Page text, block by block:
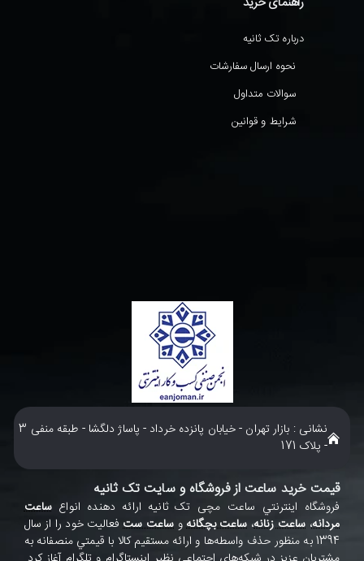
درباره تک ثانیه
نحوه ارسال سفارشات
سوالات متداول
شرایط و قوانین
نشانی : بازار تهران - خیابان پانزده خرداد - پاساژ دلگشا - طبقه منفی 3
- پلاک 171
قیمت خرید ساعت از فروشگاه و سایت تک ثانیه
فروشگاه اينترنتي ساعت مچی تک ثانيه ارائه دهنده انواعساعت
مردانه، ساعت زنانه، ساعت بچگانهو ساعت ستفعاليت خود را از سال
1394 به منظور حذف واسطه‌ها و ارائه مستقيم کالا با قيمتي منصفانه به